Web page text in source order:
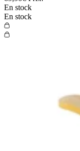
En stock
En stock